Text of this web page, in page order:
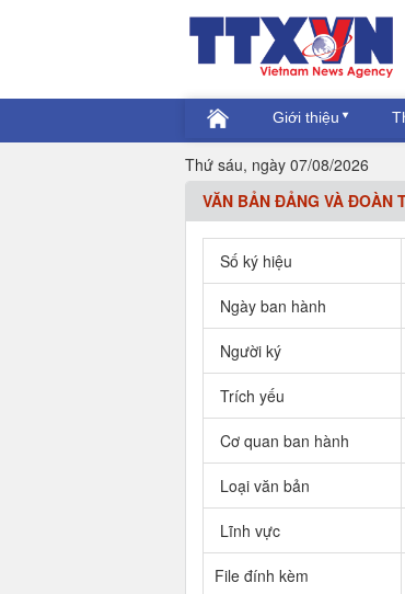
Giới thiệu
Thứ sáu, ngày 07/08/2026
VĂN BẢN ĐẢNG VÀ ĐOÀN
Số ký hiệu
Ngày ban hành
Người ký
Trích yếu
Cơ quan ban hành
Loại văn bản
Lĩnh vực
File đính kèm